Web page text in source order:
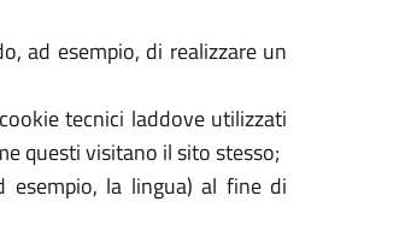
ad esempio, di realizzare un
tecnici laddove utilizzati
questi visitano il sito stesso;
esempio, la lingua) al fine di